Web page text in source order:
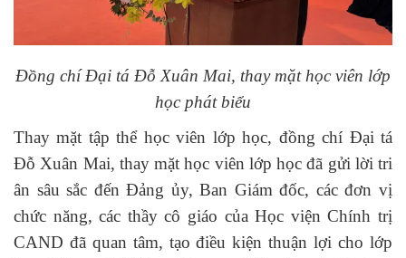
Đồng chí Đại tá Đỗ Xuân Mai, thay mặt học viên lớp
học phát biểu
Thay mặt tập thể học viên lớp học, đồng chí Đại tá
Đỗ Xuân Mai, thay mặt học viên lớp học đã gửi lời tri
ân sâu sắc đến Đảng ủy, Ban Giám đốc, các đơn vị
chức năng, các thầy cô giáo của Học viện Chính trị
CAND đã quan tâm, tạo điều kiện thuận lợi cho lớp